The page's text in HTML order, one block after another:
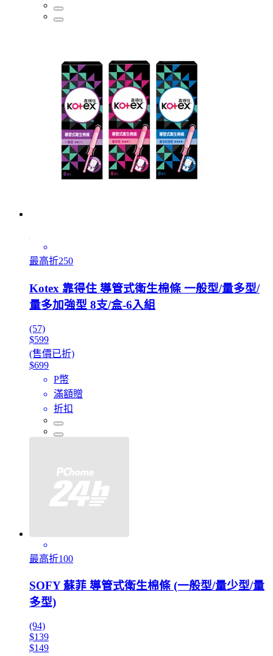
最高折250
Kotex 靠得住 導管式衛生棉條 一般型/量多型/
量多加強型 8支/盒-6入組
(57)
$599
(售價已折)
$699
P幣
滿額贈
折扣
最高折100
SOFY 蘇菲 導管式衛生棉條 (一般型/量少型/量
多型)
(94)
$139
$149